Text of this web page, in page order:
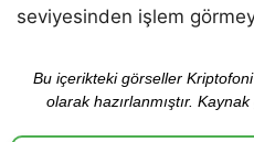
seviyesinden işlem
Bu içerikteki görseller
olarak hazırlanmıştır.